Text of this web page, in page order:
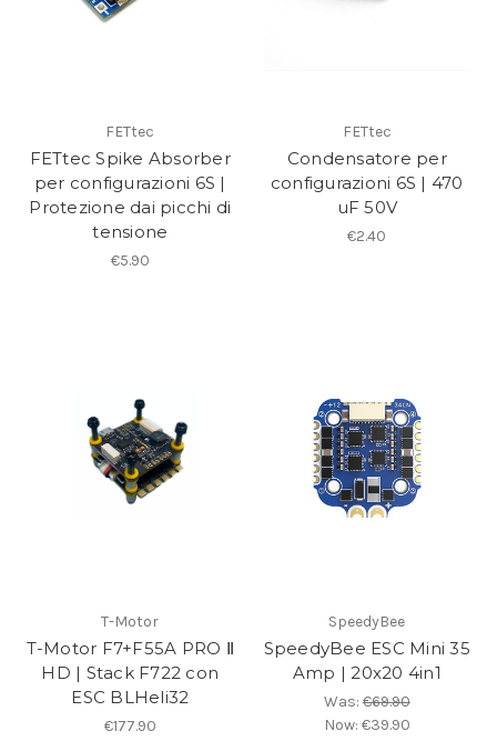
FETtec
FETtec Spike Absorber
per configurazioni 6S |
Protezione dai picchi di
tensione
€5.90
FETtec
Condensatore per
configurazioni 6S | 470
uF 50V
€2.40
T-Motor
T-Motor F7+F55A PRO Ⅱ
HD | Stack F722 con
ESC BLHeli32
€177.90
SpeedyBee
SpeedyBee ESC Mini 35
Amp | 20x20 4in1
Was:€69.90
Now: €39.90